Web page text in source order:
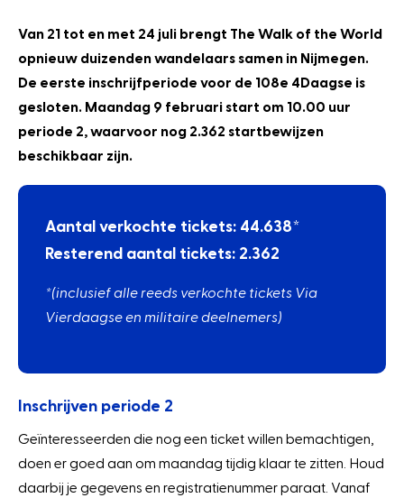
Van 21 tot en met 24 juli brengt The Walk of the World
opnieuw duizenden wandelaars samen in Nijmegen.
De eerste inschrijfperiode voor de 108e 4Daagse is
gesloten. Maandag 9 februaristart om 10.00 uur
periode 2, waarvoor nog 2.362 startbewijzen
beschikbaar zijn.
Aantal verkochte tickets: 44.638*
Resterend aantal tickets: 2.362
*(inclusief alle reeds verkochte tickets Via
Vierdaagse en militaire deelnemers)
Inschrijven periode 2
Geïnteresseerden die nog een ticket willen bemachtigen,
doen er goed aan om maandag tijdig klaar te zitten. Houd
daarbij je gegevens en registratienummer paraat. Vanaf